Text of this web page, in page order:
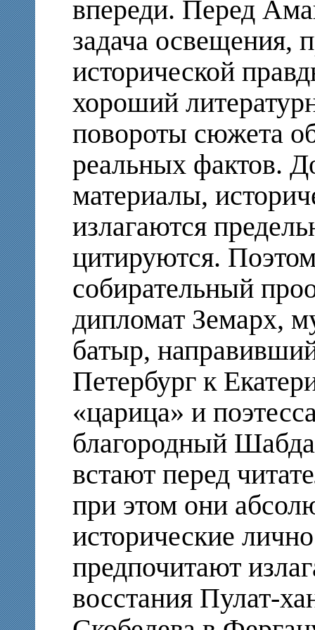
впереди. Перед
задача освещения,
исторической
хороший
повороты сюжета
реальных фактов.
материалы,
излагаются
цитируются.
собирательный
дипломат Земарх,
батыр,
Петербург к
«царица» и
благородный
встают перед
при этом они
исторические
предпочитают
восстания Пулат-